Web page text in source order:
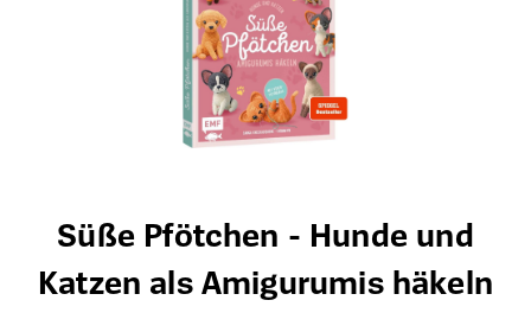
Süße Pfötchen - Hunde und
Katzen als Amigurumis häkeln